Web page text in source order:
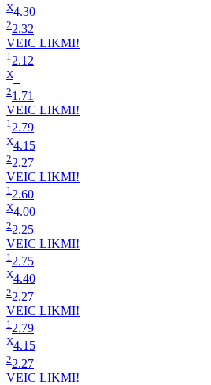
X4.30
22.32
VEIC LIKMI!
1 2.12
X–
21.71
VEIC LIKMI!
1 2.79
X4.15
22.27
VEIC LIKMI!
1 2.60
X4.00
22.25
VEIC LIKMI!
1 2.75
X4.40
22.27
VEIC LIKMI!
1 2.79
X4.15
22.27
VEIC LIKMI!